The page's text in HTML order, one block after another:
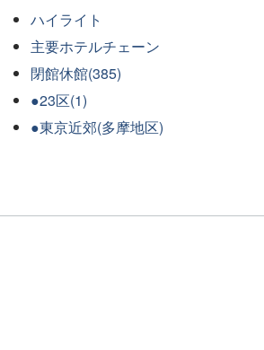
ハイライト
主要ホテルチェーン
閉館休館(385)
●23区(1)
●東京近郊(多摩地区)